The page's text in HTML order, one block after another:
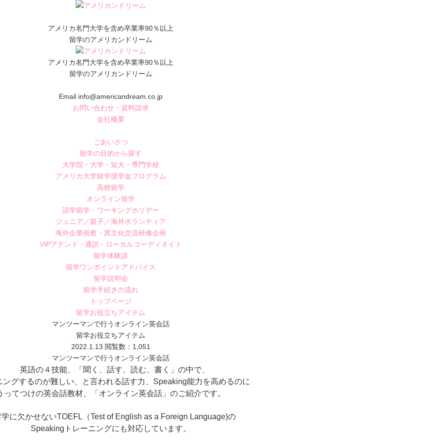
アメリカ名門大学を含め卒業率90％以上
留学のアメリカンドリーム
アメリカ名門大学を含め卒業率90％以上
留学のアメリカンドリーム
Email info@americandream.co.jp
お問い合わせ・資料請求
会社概要
ごあいさつ
留学の目的から探す
大学院・大学・短大・専門学校
アメリカ大学留学奨学金プログラム
高校留学
オンライン留学
語学留学・ワーキングホリデー
ジュニア／親子／海外ボランティア
海外企業視察・異文化交流研修企画
VIPアテンド・通訳・ローカルコーディネイト
留学体験談
留学ワンポイントアドバイス
留学説明会
留学手続きの流れ
トップページ
留学お役立ちアイテム
マンツーマンで行うオンライン英会話
留学お役立ちアイテム
2022.1.13 閲覧数：1,051
マンツーマンで行うオンライン英会話
英語の４技能、「聞く、話す、読む、書く」の中で、
ングするのが難しい、と言われる話す力、Speaking能力を高めるのに
ってつけの英会話教材、「オンライン英会話」のご紹介です。
に欠かせないTOEFL（Test of English as a Foreign Language)の
Speakingトレーニングにも対応しています。